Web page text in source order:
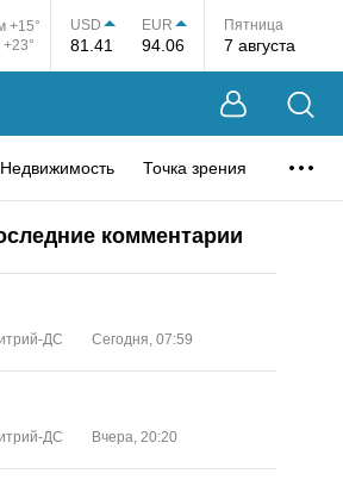
+15°
USD
81.41
EUR
94.06
Пятница
7 августа
Недвижимость Точка зрения
комментарии
ДС Сегодня, 07:59
ДС Вчера, 20:20